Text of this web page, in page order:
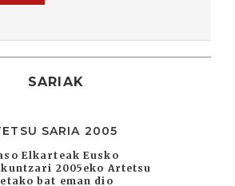
SARIAK
SARIA 2005
Elkarteak Eusko
2005eko Artetsu
bat eman dio